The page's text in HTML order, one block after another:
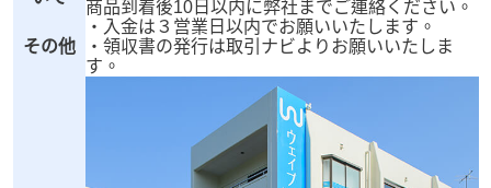
商品到着後10日以内に弊社までご連絡ください。
その他
・入金は３営業日以内でお願いいたします。
・領収書の発行は取引ナビよりお願いいたしま
す。